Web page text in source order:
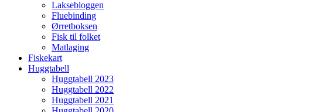
Laksebloggen
Fluebinding
Ørretboksen
Fisk til folket
Matlaging
Fiskekart
Huggtabell
Huggtabell 2023
Huggtabell 2022
Huggtabell 2021